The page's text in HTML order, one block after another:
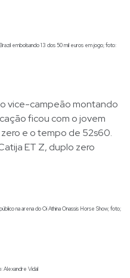
embolsando 13 dos 50 mil euros em jogo; foto:
vice-campeão montando
ficou com o jovem
e o tempo de 52s60.
ET Z, duplo zero
na arena do Oi Athina Onassis Horse Show; foto;
Alexandre Vidal